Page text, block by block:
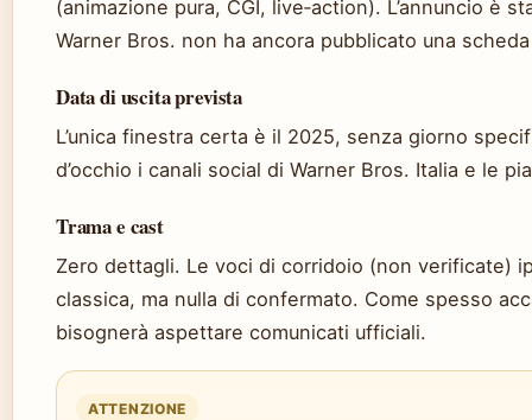
(animazione pura, CGI, live‑action). L’annuncio è
Warner Bros. non ha ancora pubblicato una
Data di uscita prevista
L’unica finestra certa è il 2025, senza giorno
d’occhio i canali social di Warner Bros. Italia e le
Trama e cast
Zero dettagli. Le voci di corridoio (non verificate)
classica, ma nulla di confermato. Come spesso
bisognerà aspettare comunicati ufficiali.
ATTENZIONE